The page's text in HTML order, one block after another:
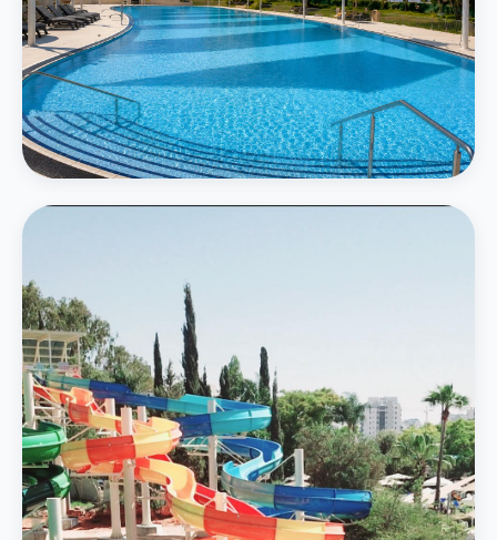
בריכה חיצונית גדולה
פרטים נוספים